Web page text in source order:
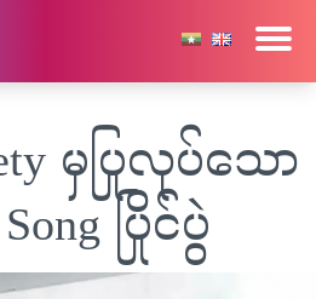
မှပြုလုပ်သော
ပြိုင်ပွဲ